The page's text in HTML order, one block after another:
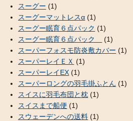
スーグー (1)
スーグーマットレスα (1)
スーグー眠育６点パック (1)
スーグー眠育６点パック
(1)
スーパーフォスモ防炎敷カバー (1)
スーパーレイＥＸ (1)
スーパーレイEX (1)
スーパーロングの羽毛掛ふとん (1)
スイスに羽毛布団と枕 (1)
スイスまで船便 (1)
スウェーデンへの送料 (1)